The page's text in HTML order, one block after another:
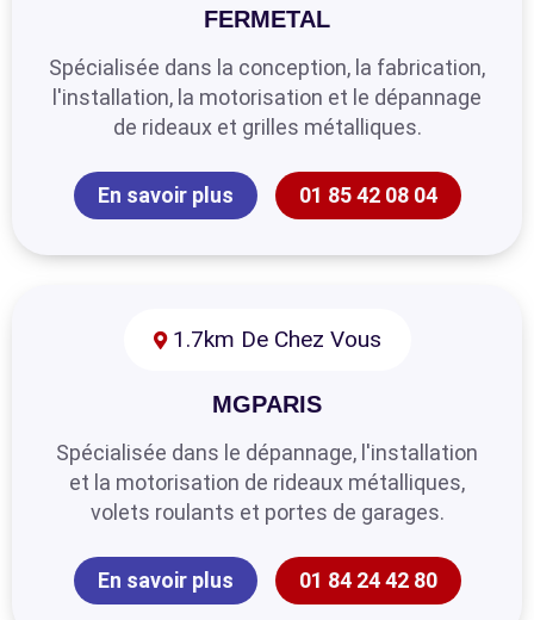
FERMETAL
Spécialisée dans la conception, la fabrication,
l'installation, la motorisation et le dépannage
de rideaux et grilles métalliques.
En savoir plus 01 85 42 08 04
1.7km De Chez Vous
MGPARIS
Spécialisée dans le dépannage, l'installation
et la motorisation de rideaux métalliques,
volets roulants et portes de garages.
En savoir plus 01 84 24 42 80